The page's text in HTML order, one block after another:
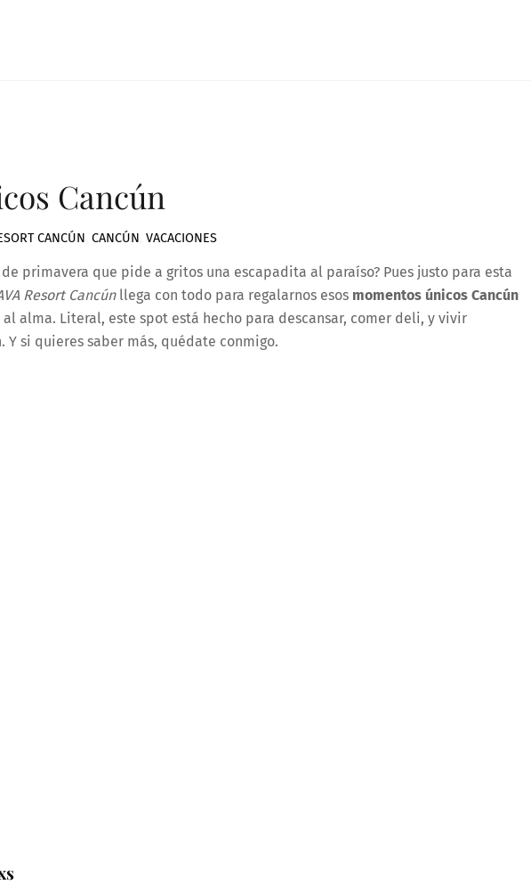
Cancún
CANCÚN ,CANCÚN ,VACACIONES
primavera que pide a gritos una escapadita al paraíso? Pues justo para esta
Resort Cancúnllega con todo para regalarnos esos momentos únicos Cancún
alma. Literal, este spot está hecho para descansar, comer deli, y vivir
si quieres saber más, quédate conmigo.